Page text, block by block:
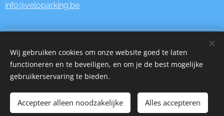
info@veloparking.be
BE 0833.625.027
Talen
Nederlands
Français
Wij gebruiken cookies om onze website goed te laten
functioneren en te beveiligen, en om je de best mogelijke
gebruikerservaring te bieden.
Accepteer alleen noodzakelijke Alles accepteren